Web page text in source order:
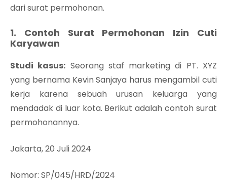
dari surat permohonan.
1. Contoh Surat Permohonan Izin Cuti
Karyawan
Studi kasus: Seorang staf marketing di PT. XYZ
yang bernama Kevin Sanjaya harus mengambil cuti
kerja karena sebuah urusan keluarga yang
mendadak di luar kota. Berikut adalah contoh surat
permohonannya.
Jakarta, 20 Juli 2024
Nomor: SP/045/HRD/2024